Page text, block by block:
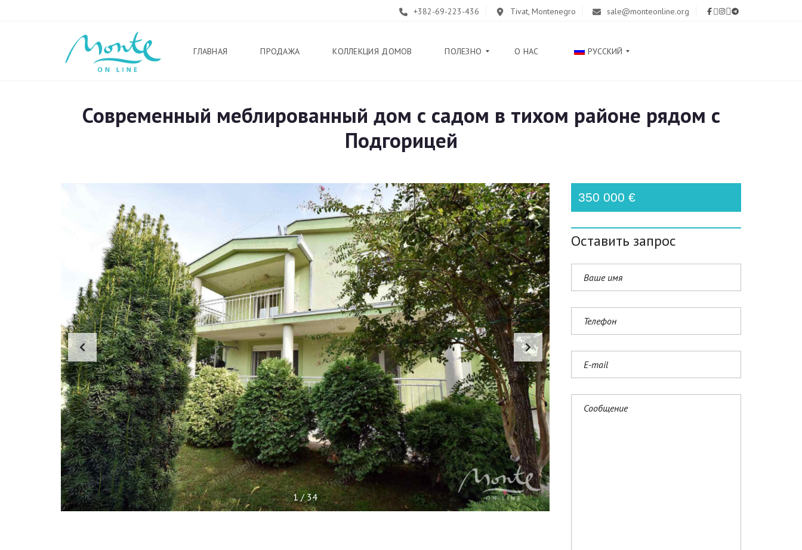
+382-69-223-436 Tivat, Montenegro sale@monteonline.org
ГЛАВНАЯ ПРОДАЖА КОЛЛЕКЦИЯ ДОМОВ ПОЛЕЗНО
Б
О
Г
У
Т
Е
В
О
Д
И
Т
Е
Л
Ь
П
О
Л
Е
З
Н
Я
И
Н
Ф
О
Р
М
А
Ц
И
Я
О НАС РУССКИЙ
С
К
E
L
(
K
Современный меблированный дом с садом в тихом районе рядом с
Подгорицей
1/34
350 000 €
Оставить запрос